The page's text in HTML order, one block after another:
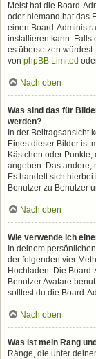
Meist hat die Board-
oder niemand hat das
einen Board-
installieren kann. Falls
es übersetzen
von phpBB Limited
Nach oben
Was sind das für
werden?
In der Beitragsansicht
Eines dieser Bilder ist
Kästchen oder
angeben. Das andere,
Es handelt sich
Benutzer zu Benutzer
Nach oben
Wie verwende ich
In deinem
der folgenden vier
Hochladen. Die
Benutzer Avatare
solltest du die Board-
Nach oben
Was ist mein Rang
Ränge, die unter